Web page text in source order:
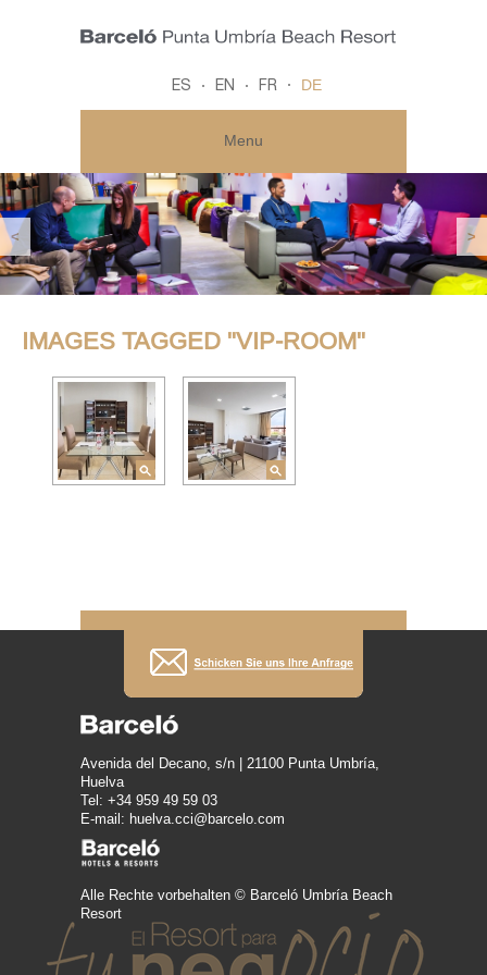
ES EN FR DE
Menu
< >
IMAGES TAGGED "VIP-ROOM"
Avenida del Decano, s/n | 21100 Punta Umbría,
Huelva
Tel: +34 959 49 59 03
E-mail: huelva.cci@barcelo.com
Alle Rechte vorbehalten © Barceló Umbría Beach
Resort